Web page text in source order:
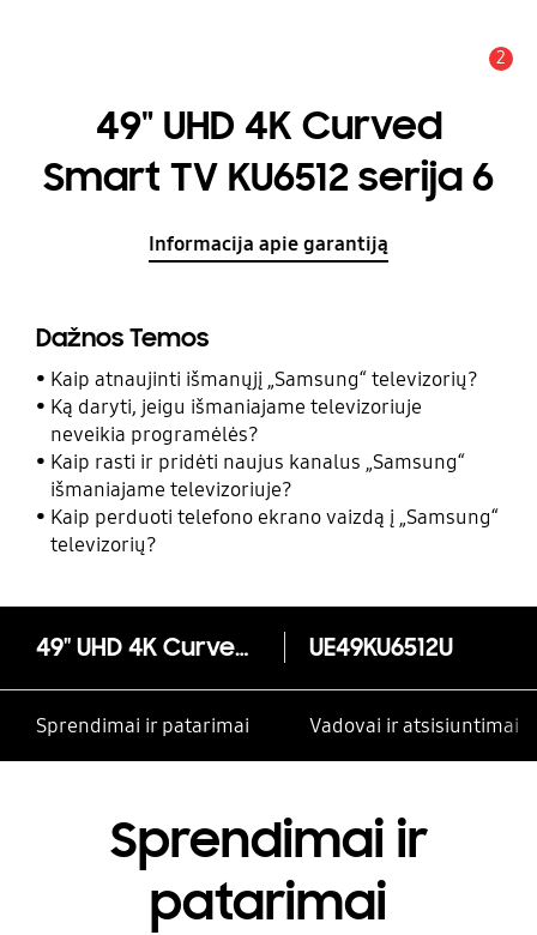
2
49" UHD 4K Curved
Smart TV KU6512 serija 6
Informacija apie garantiją
Dažnos Temos
Kaip atnaujinti išmanųjį „Samsung“ televizorių?
Ką daryti, jeigu išmaniajame televizoriuje
neveikia programėlės?
Kaip rasti ir pridėti naujus kanalus „Samsung“
išmaniajame televizoriuje?
Kaip perduoti telefono ekrano vaizdą į „Samsung“
televizorių?
49" UHD 4K Curved Smart TV KU6512 serija 6 UE49KU6512U
Sprendimai ir patarimai Vadovai ir atsisiuntimai
Sprendimai ir
patarimai